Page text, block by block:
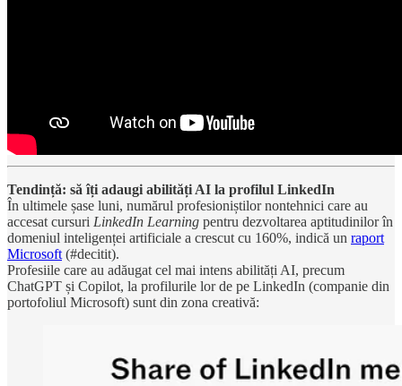
Tendință: să îți adaugi abilități AI la profilul LinkedIn
În ultimele șase luni, numărul profesioniștilor nontehnici care au
accesat cursuri LinkedIn Learning pentru dezvoltarea aptitudinilor în
domeniul inteligenței artificiale a crescut cu 160%, indică un raport
Microsoft (#decitit).
Profesiile care au adăugat cel mai intens abilități AI, precum
ChatGPT și Copilot, la profilurile lor de pe LinkedIn (companie din
portofoliul Microsoft) sunt din zona creativă: